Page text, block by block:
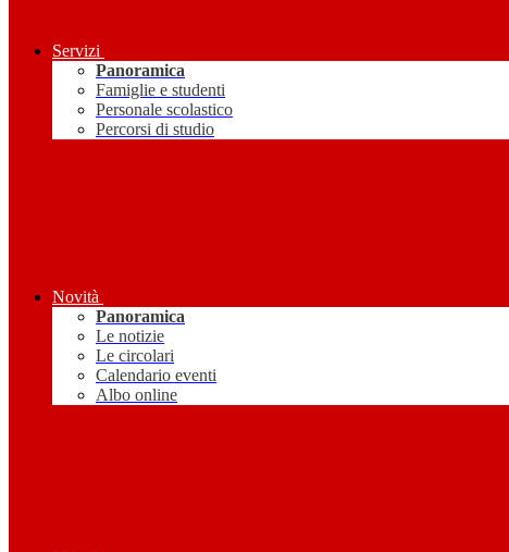
Servizi
Panoramica
Famiglie e studenti
Personale scolastico
Percorsi di studio
Novità
Panoramica
Le notizie
Le circolari
Calendario eventi
Albo online